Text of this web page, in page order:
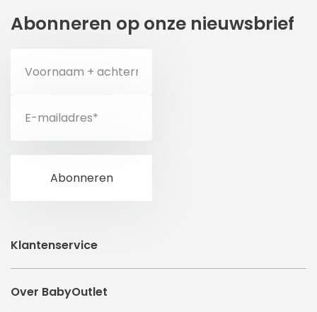
Abonneren op onze nieuwsbrief
Klantenservice
Over BabyOutlet